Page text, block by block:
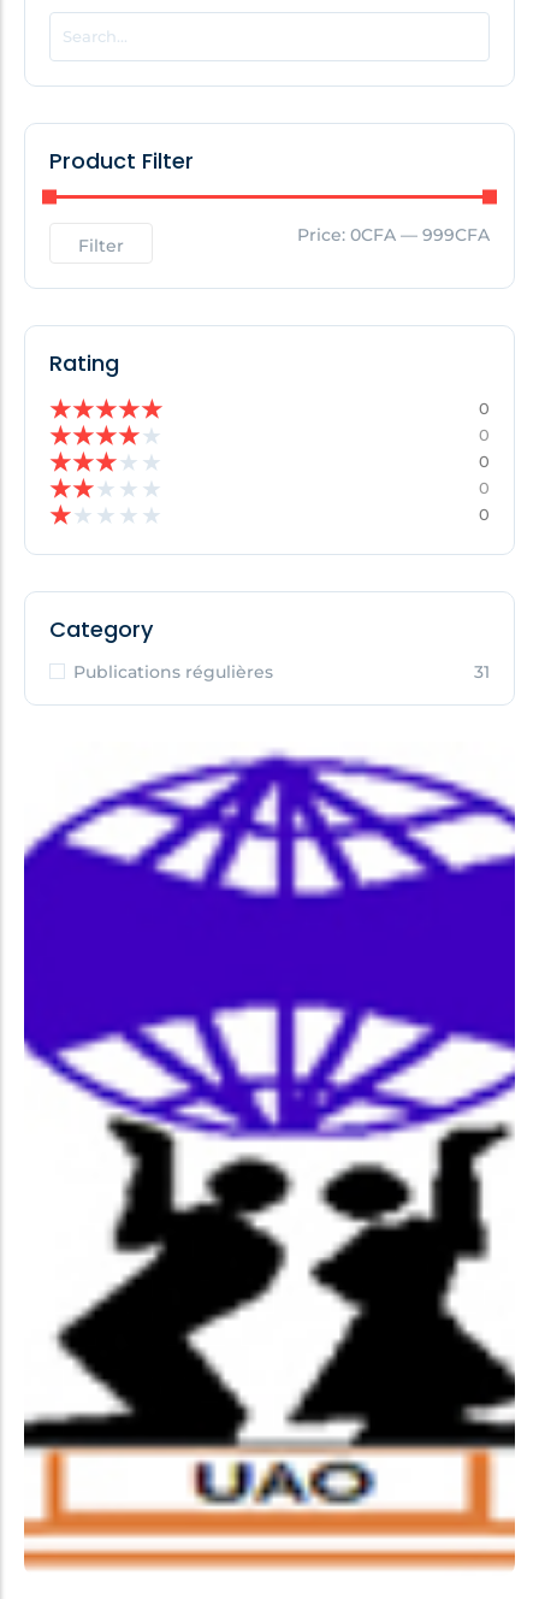
POPULAR THIS WEEK
No Posts Found!
No Posts Found!
Product Filter
Filter Price: 0CFA — 999CFA
Rating
★★★★★ 0
★★★★★ 0
★★★★ ★ 0
★★★ ★ ★ 0
★★ ★ ★ ★ 0
Category
Publications régulières 31